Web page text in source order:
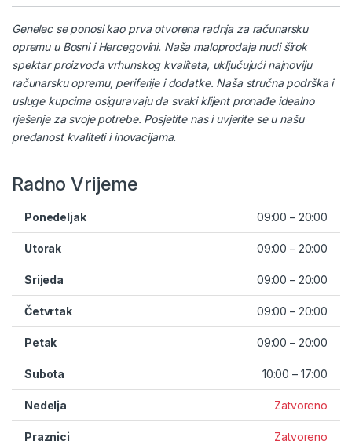
Genelec se ponosi kao prva otvorena radnja za računarsku
opremu u Bosni i Hercegovini. Naša maloprodaja nudi širok
spektar proizvoda vrhunskog kvaliteta, uključujući najnoviju
računarsku opremu, periferije i dodatke. Naša stručna podrška i
usluge kupcima osiguravaju da svaki klijent pronađe idealno
rješenje za svoje potrebe. Posjetite nas i uvjerite se u našu
predanost kvaliteti i inovacijama.
Radno Vrijeme
Ponedeljak 09:00 – 20:00
Utorak 09:00 – 20:00
Srijeda 09:00 – 20:00
Četvrtak 09:00 – 20:00
Petak 09:00 – 20:00
Subota 10:00 – 17:00
Nedelja Zatvoreno
Praznici Zatvoreno